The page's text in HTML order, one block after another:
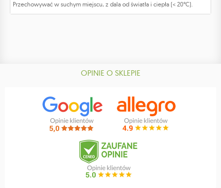
Przechowywać w suchym miejscu, z dala od światła i ciepła (< 20°C).
OPINIE O SKLEPIE